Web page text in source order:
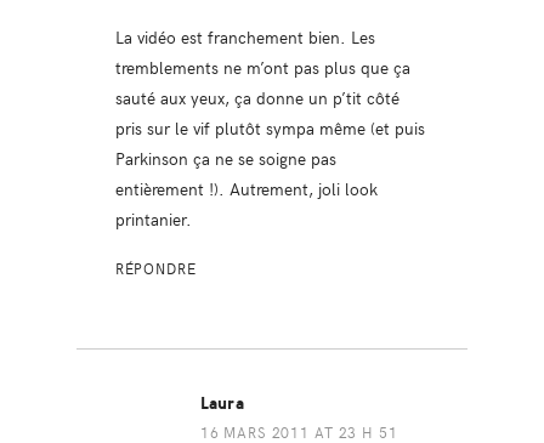
La vidéo est franchement bien. Les
tremblements ne m’ont pas plus que ça
sauté aux yeux, ça donne un p’tit côté
pris sur le vif plutôt sympa même (et puis
Parkinson ça ne se soigne pas
entièrement !). Autrement, joli look
printanier.
RÉPONDRE
Laura
16 MARS 2011 AT 23 H 51